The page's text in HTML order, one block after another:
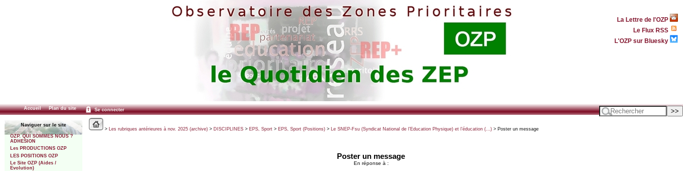
La Lettre de l'OZP
Le Flux RSS
L'OZP sur Bluesky
Accueil Plan du site Se connecter
Naviguer sur le site
OZP. QUI SOMMES NOUS ?
ADHESION
Les PRODUCTIONS OZP
LES POSITIONS OZP
Le Site OZP (Aides /
Evolution)
> Les rubriques antérieures à nov. 2025 (archive)> DISCIPLINES> EPS, Sport> EPS, Sport (Positions)> Le SNEP-Fsu (Syndicat National de l’Education Physique) et l’éducation (…)> Poster un message
Poster un message
En réponse à :